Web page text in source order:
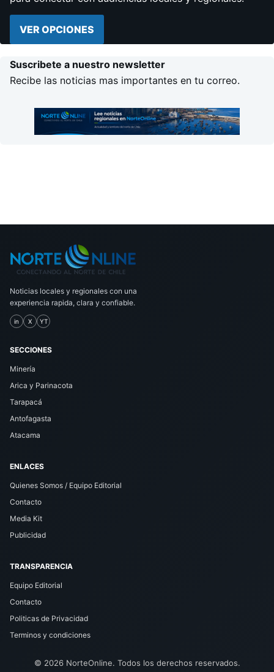
VER OPCIONES
Suscribete a nuestro newsletter
Recibe las noticias mas importantes en tu correo.
Noticias locales y regionales con una
experiencia rapida, clara y confiable.
in X YT
SECCIONES
Minería
Arica y Parinacota
Tarapacá
Antofagasta
Atacama
ENLACES
Quienes Somos / Equipo Editorial
Contacto
Media Kit
Publicidad
TRANSPARENCIA
Equipo Editorial
Contacto
Politicas de Privacidad
Terminos y condiciones
© 2026 NorteOnline. Todos los derechos reservados.